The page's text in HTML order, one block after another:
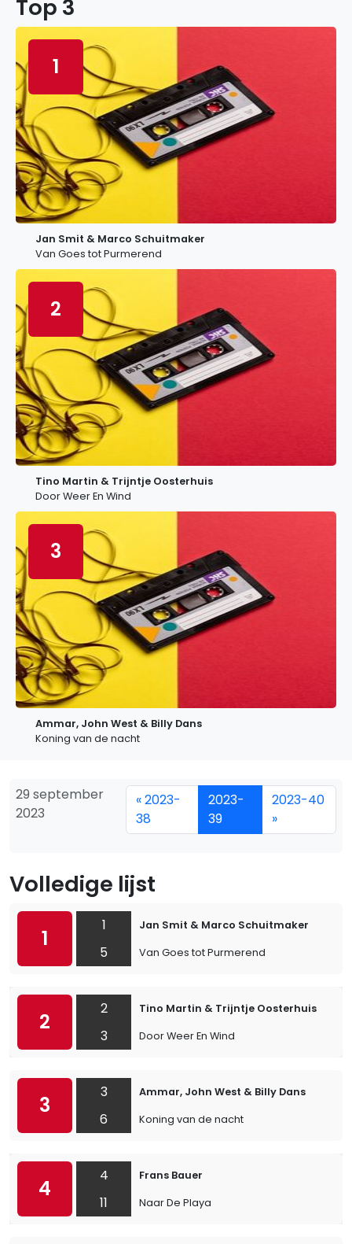
Top 3
1
Jan Smit & Marco Schuitmaker
Van Goes tot Purmerend
2
Tino Martin & Trijntje Oosterhuis
Door Weer En Wind
3
Ammar, John West & Billy Dans
Koning van de nacht
29 september
2023
« 2023-
38
2023-
39
2023-40
»
Volledige lijst
1
1
5
Jan Smit & Marco Schuitmaker
Van Goes tot Purmerend
2
2
3
Tino Martin & Trijntje Oosterhuis
Door Weer En Wind
3
3
6
Ammar, John West & Billy Dans
Koning van de nacht
4
4
11
Frans Bauer
Naar De Playa